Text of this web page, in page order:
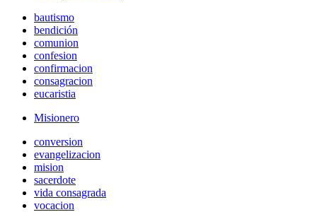
bautismo
bendición
comunion
confesion
confirmacion
consagracion
eucaristia
Misionero
conversion
evangelizacion
mision
sacerdote
vida consagrada
vocacion